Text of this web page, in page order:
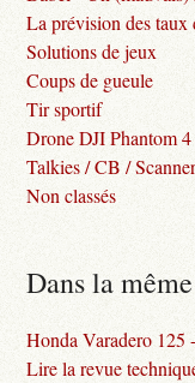
La prévision des taux
Solutions de jeux
Coups de gueule
Tir sportif
Drone DJI Phantom 4
Talkies / CB /
Non classés
Dans la
Honda Varadero 125
Lire la revue